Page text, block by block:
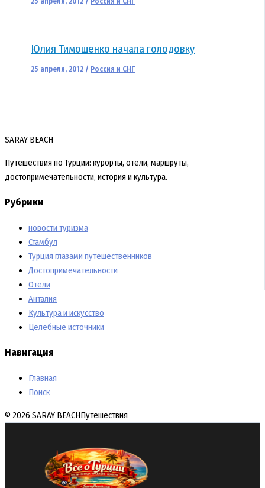
Юлия Тимошенко начала голодовку
25 апреля, 2012 / Россия и СНГ
SARAY BEACH
Путешествия по Турции: курорты, отели, маршруты,
достопримечательности, история и культура.
Рубрики
новости туризма
Стамбул
Турция глазами путешественников
Достопримечательности
Отели
Анталия
Культура и искусство
Целебные источники
Навигация
Главная
Поиск
© 2026 SARAY BEACHПутешествия